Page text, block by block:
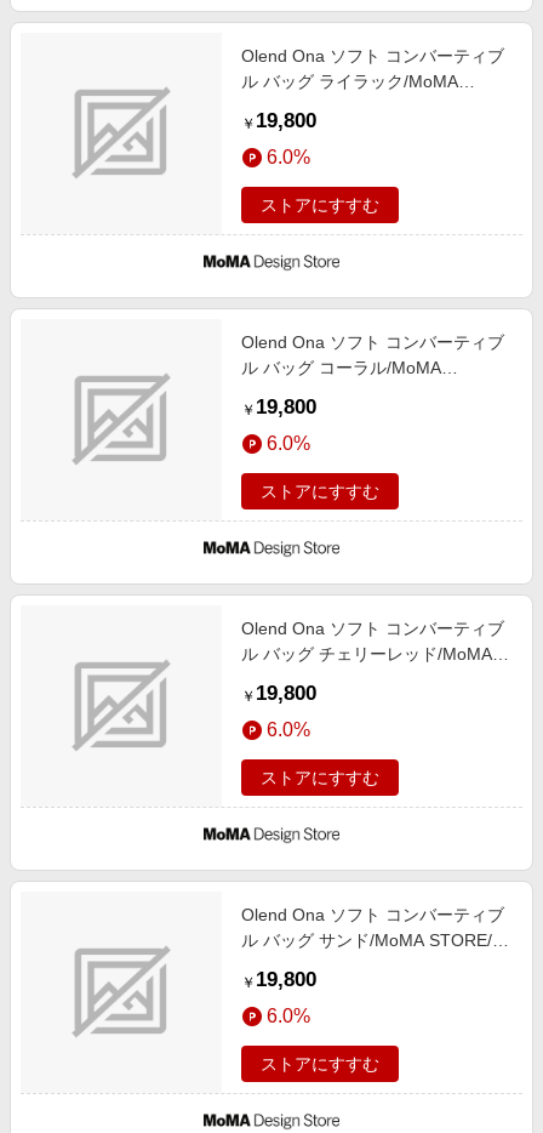
Olend Ona ソフト コンバーティブ
ル バッグ ライラック/MoMA
￥ 19,800
6.0%
ストアにすすむ
Olend Ona ソフト コンバーティブ
ル バッグ コーラル/MoMA
￥ 19,800
6.0%
ストアにすすむ
Olend Ona ソフト コンバーティブ
ル バッグ チェリーレッド/MoMA
￥ 19,800
6.0%
ストアにすすむ
Olend Ona ソフト コンバーティブ
ル バッグ サンド/MoMA STORE//
￥ 19,800
6.0%
ストアにすすむ